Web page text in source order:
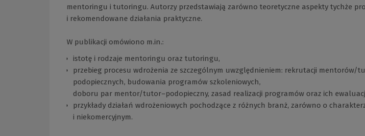
mentoringu i tutoringu. Autorzy przedstawiają zarówno teoretyczne aspekty tychże
i rekomendowane działania praktyczne.
W publikacji omówiono m.in.:
istotę i rodzaje mentoringu oraz tutoringu,
przebieg procesu wdrożenia ze szczególnym uwzględnieniem: rekrutacji mentorów/
podopiecznych, budowania programów szkoleniowych,
doboru par mentor/tutor–podopieczny, zasad realizacji programów oraz ich
przykłady działań wdrożeniowych pochodzące z różnych branż, zarówno o
i niekomercyjnym.